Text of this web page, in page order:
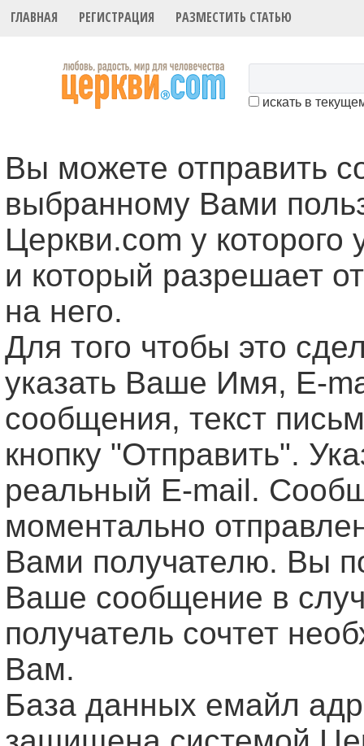
ГЛАВНАЯ РЕГИСТРАЦИЯ РАЗМЕСТИТЬ СТАТЬЮ
искать в
Вы можете отправить
выбранному Вами
Церкви.com у которого
и который разрешает
на него.
Для того чтобы это
указать Ваше Имя, Е-
сообщения, текст
кнопку "Отправить".
реальный E-mail.
моментально
Вами получателю. Вы
Ваше сообщение в
получатель сочтет
Вам.
База данных емайл